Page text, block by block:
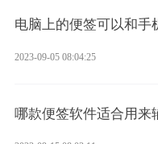
电脑上的便签可以和手
2023-09-05 08:04:25
哪款便签软件适合用来